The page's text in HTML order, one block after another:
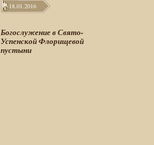
18.01.2016
Богослужение в Свято-
Успенской Флорищевой
пустыни